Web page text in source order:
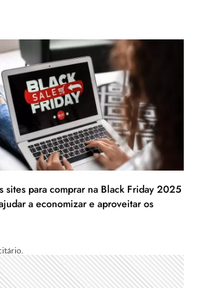
sites para comprar na Black Friday 2025
a economizar e aproveitar os